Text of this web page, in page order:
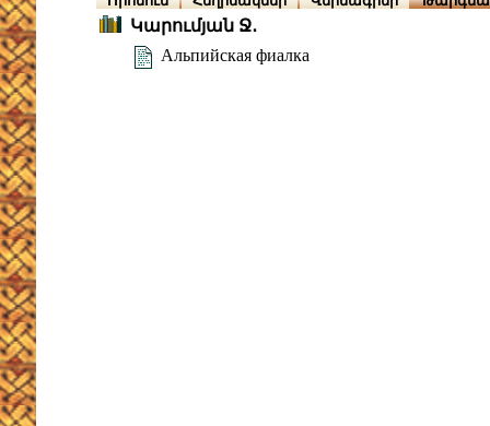
Կարումյան Ջ․
Альпийская фиалка